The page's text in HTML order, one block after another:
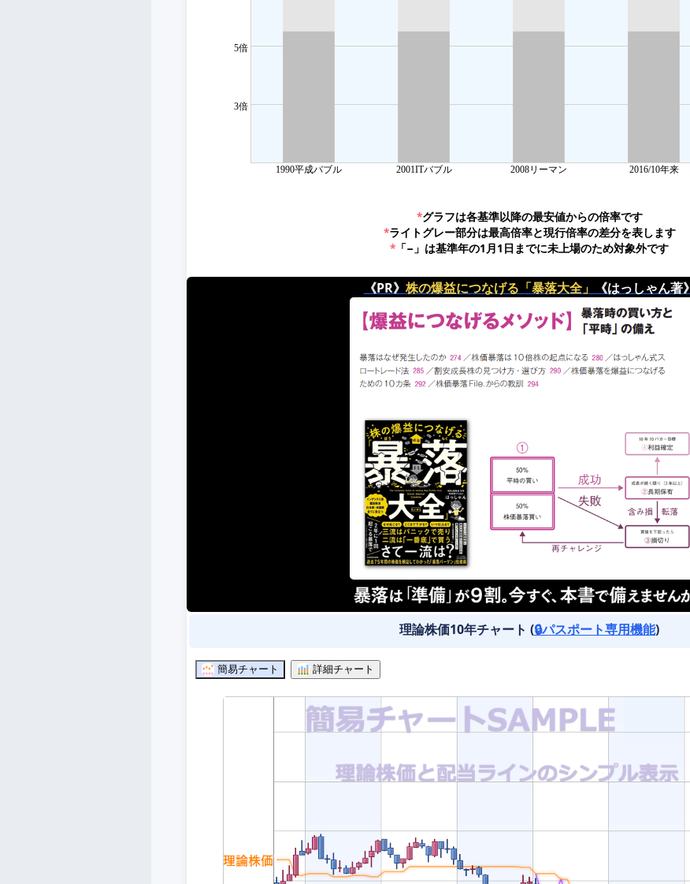
*グラフは各基準以降の最安値からの倍率です
*ライトグレー部分は最高倍率と現行倍率の差分を表します
* 「−」は基準年の1月1日までに未上場のため対象外です
《PR》 株の爆益につなげる「暴落大全」 《はっしゃん著》
理論株価10年チャート (🔒パスポート専用機能)
簡易チャート 詳細チャート